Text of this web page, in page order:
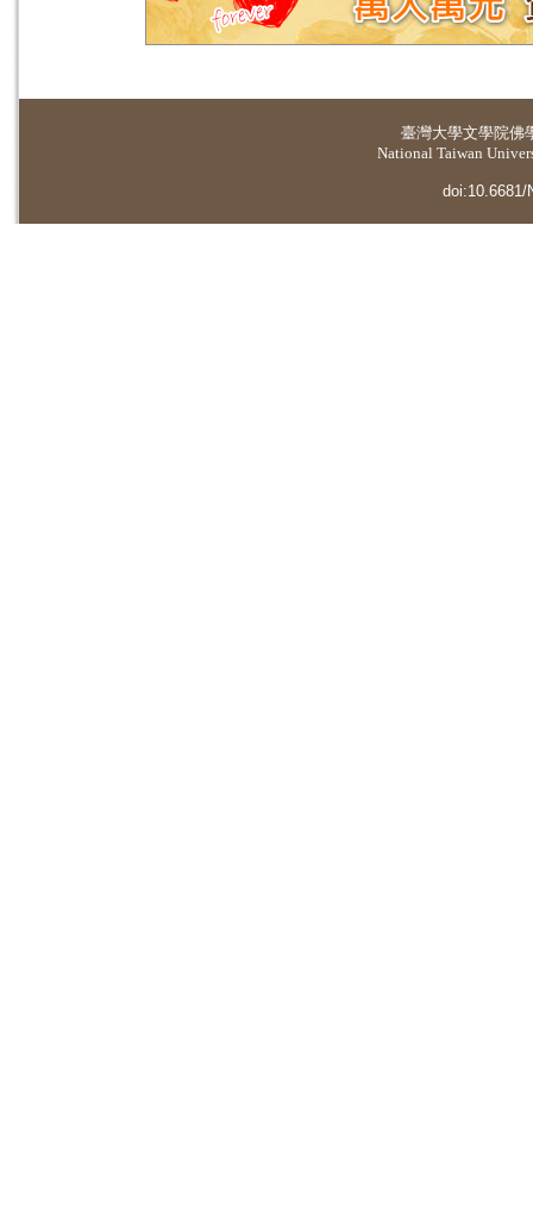
臺灣大學文學院佛
National Taiwan
doi:10.6681/